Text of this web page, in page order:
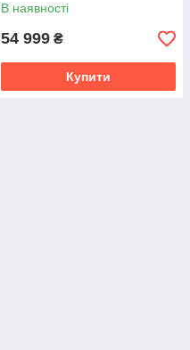
В наявності
54 999 ₴
Купити